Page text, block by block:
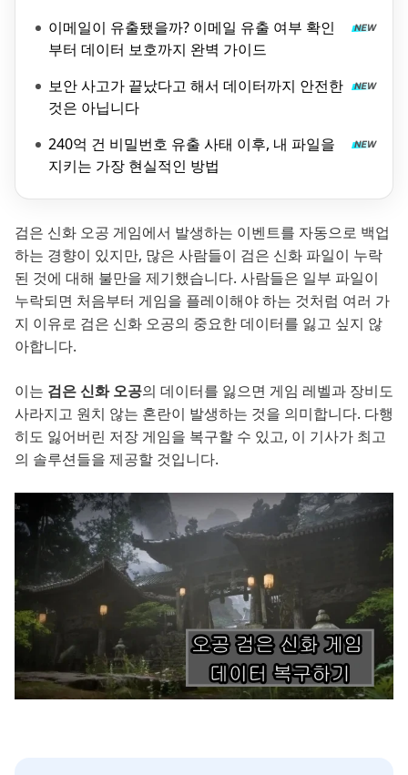
이메일이 유출됐을까? 이메일 유출 여부 확인
부터 데이터 보호까지 완벽 가이드
보안 사고가 끝났다고 해서 데이터까지 안전한
것은 아닙니다
240억 건 비밀번호 유출 사태 이후, 내 파일을
지키는 가장 현실적인 방법
검은 신화 오공 게임에서 발생하는 이벤트를 자동으로 백업
하는 경향이 있지만, 많은 사람들이 검은 신화 파일이 누락
된 것에 대해 불만을 제기했습니다. 사람들은 일부 파일이
누락되면 처음부터 게임을 플레이해야 하는 것처럼 여러 가
지 이유로 검은 신화 오공의 중요한 데이터를 잃고 싶지 않
아합니다.
이는 검은 신화 오공의 데이터를 잃으면 게임 레벨과 장비도
사라지고 원치 않는 혼란이 발생하는 것을 의미합니다. 다행
히도 잃어버린 저장 게임을 복구할 수 있고, 이 기사가 최고
의 솔루션들을 제공할 것입니다.